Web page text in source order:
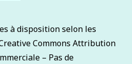
à disposition selon les
Commons Attribution
– Pas de